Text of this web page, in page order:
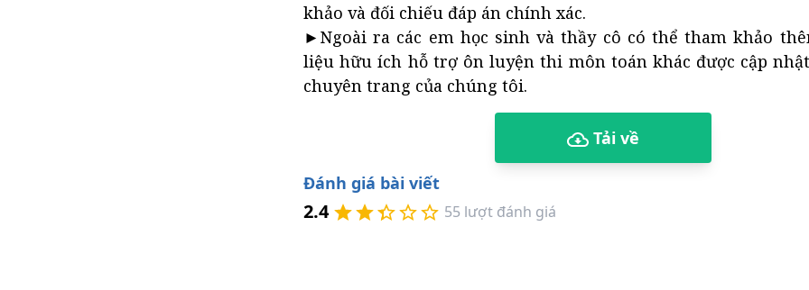
khảo và đối chiếu đáp án chính xác.
►Ngoài ra các em học sinh và thầy cô có thể tham khảo
liệu hữu ích hỗ trợ ôn luyện thi môn toán khác được cập
chuyên trang của chúng tôi.
Tải về
Đánh giá bài viết
2.4 55 lượt đánh giá